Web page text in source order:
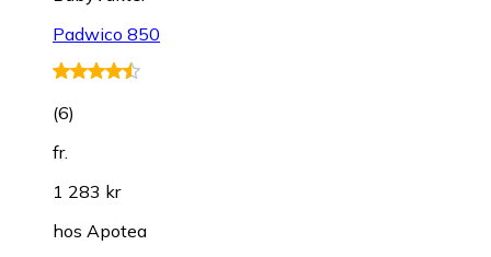
Padwico 850
(6)
fr.
1 283 kr
hos Apotea